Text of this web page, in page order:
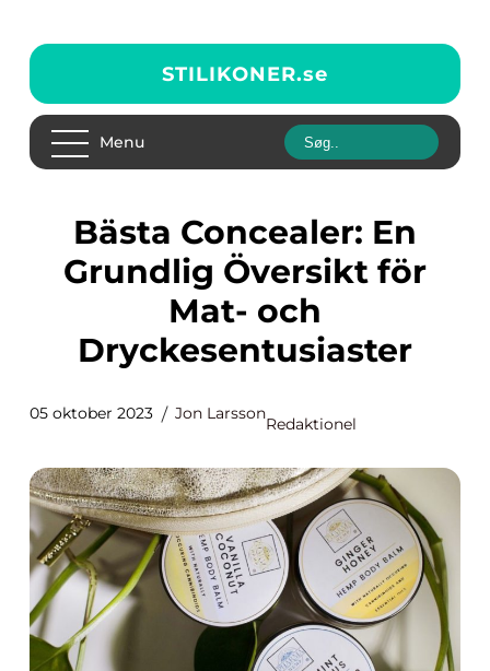
STILIKONER.se
Menu
Bästa Concealer: En
Grundlig Översikt för
Mat- och
Dryckesentusiaster
05 oktober 2023 Jon Larsson
Redaktionel